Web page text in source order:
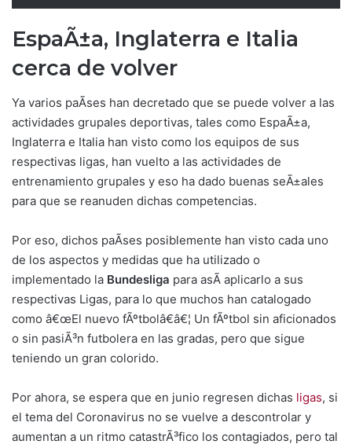
EspaÃ±a, Inglaterra e Italia
cerca de volver
Ya varios paÃ­ses han decretado que se puede volver a las
actividades grupales deportivas, tales como EspaÃ±a,
Inglaterra e Italia han visto como los equipos de sus
respectivas ligas, han vuelto a las actividades de
entrenamiento grupales y eso ha dado buenas seÃ±ales
para que se reanuden dichas competencias.
Por eso, dichos paÃ­ses posiblemente han visto cada uno
de los aspectos y medidas que ha utilizado o
implementado la Bundesliga para asÃ­ aplicarlo a sus
respectivas Ligas, para lo que muchos han catalogado
como â€œEl nuevo fÃºtbolâ€â€¦ Un fÃºtbol sin aficionados
o sin pasiÃ³n futbolera en las gradas, pero que sigue
teniendo un gran colorido.
Por ahora, se espera que en junio regresen dichas ligas, si
el tema del Coronavirus no se vuelve a descontrolar y
aumentan a un ritmo catastrÃ³fico los contagiados, pero tal